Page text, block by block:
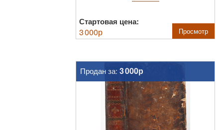
Стартовая цена:
3 000р Просмотр
Продан за: 3 000р